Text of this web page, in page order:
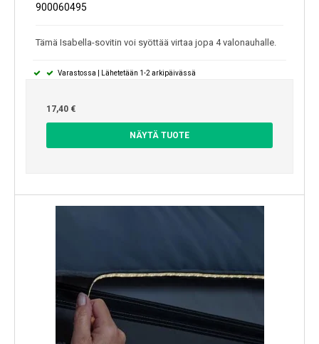
900060495
Tämä Isabella-sovitin voi syöttää virtaa jopa 4 valonauhalle.
Varastossa | Lähetetään 1-2 arkipäivässä
17,40 €
NÄYTÄ TUOTE